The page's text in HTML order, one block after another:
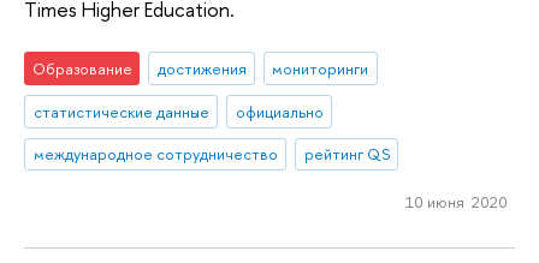
Times Higher Education.
Образование достижения
мониторинги
статистические данные
официально
международное сотрудничество
рейтинг QS
10 июня 2020